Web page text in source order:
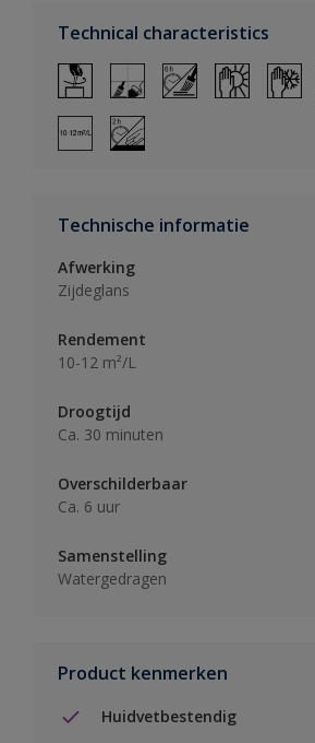
Technical characteristics
Technische informatie
Afwerking
Zijdeglans
Rendement
10-12 m²/L
Droogtijd
Ca. 30 minuten
Overschilderbaar
Ca. 6 uur
Samenstelling
Watergedragen
Product kenmerken
Huidvetbestendig